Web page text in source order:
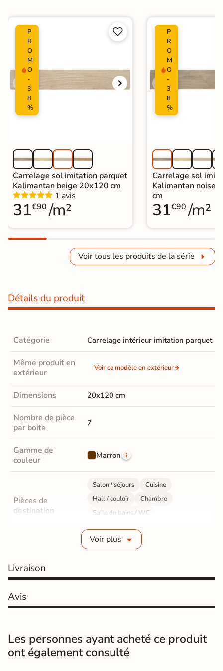
P
R
O
M
O
-
3
8
%


Carrelage sol imitation parquet
Kalimantan beige 20x120 cm
1 avis
31€90 /m²
P
R
O
M
O
-
3
8
%
Carrelage sol
Kalimantan
cm
31€90 /m²
Voir tous les produits de la série
Détails du produit
Catégorie Carrelage intérieur imitation parquet
Même produit en
extérieur
Voir ce modèle en extérieur
Dimensions 20x120 cm
Nombre de pièce
par boite
7
Gamme de
couleur
Marron
Pièces de
destination
Salon / séjours
Cuisine
Hall / couloir
Chambre
Salle de bains / WC
Grès cérame émaillé
Epaisseur
Résistance à
l'usure
Bords rectifié
Voir plus
Livraison
Avis
Les personnes ayant acheté ce produit
ont également consulté